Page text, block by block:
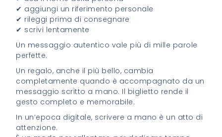
✔ aggiungi un riferimento personale
✔ rileggi prima di consegnare
✔ scrivi lentamente
Un messaggio autentico vale più di mille parole
perfette.
Un regalo, anche il più bello, cambia
completamente quando è accompagnato da un
messaggio scritto a mano. Il biglietto rende il
gesto completo e memorabile.
In un’epoca digitale, scrivere a mano è un atto di
attenzione.